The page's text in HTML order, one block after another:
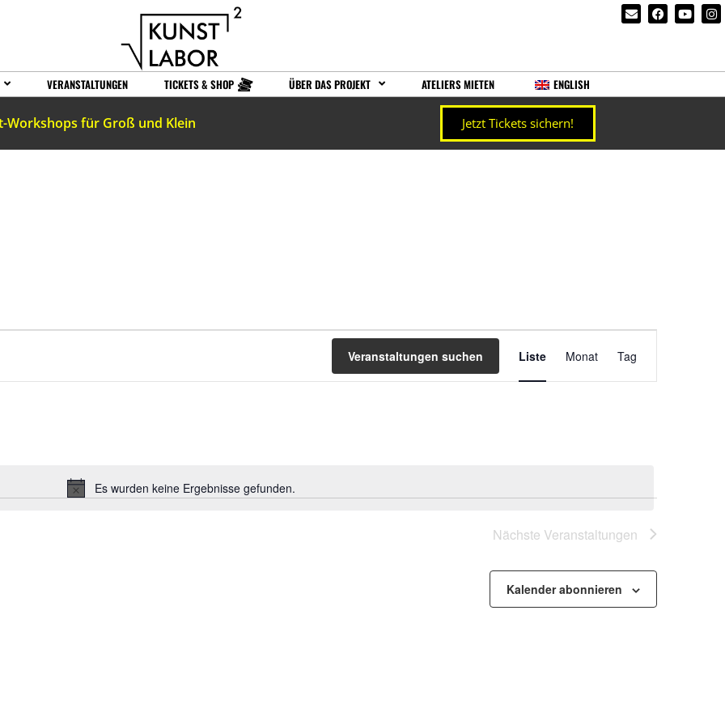
VERANSTALTUNGEN TICKETS & SHOP ÜBER DAS PROJEKT ATELIERS MIETEN ENGLISH
Workshops für Groß und Klein Jetzt Tickets sichern!
Hinweis
Es wurden keine Ergebnisse gefunden.
Veranstaltungen suchen
Veranstaltung
Ansichten-
Liste Monat Tag
Nächste Veranstaltungen
Kalender abonnieren